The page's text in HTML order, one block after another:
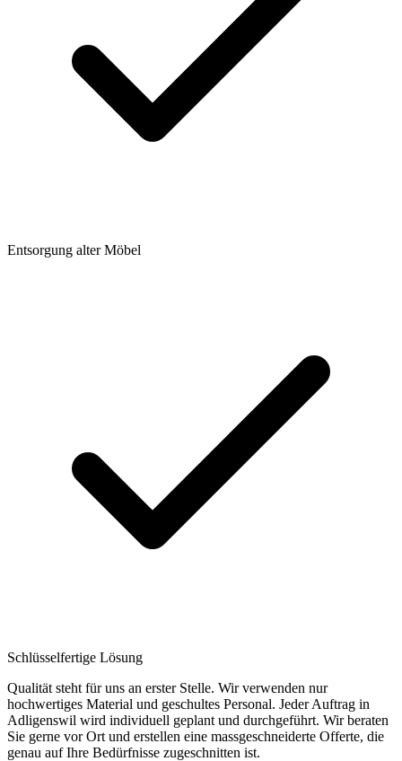
Entsorgung alter Möbel
Schlüsselfertige Lösung
Qualität steht für uns an erster Stelle. Wir verwenden nur
hochwertiges Material und geschultes Personal. Jeder Auftrag in
Adligenswil wird individuell geplant und durchgeführt. Wir beraten
Sie gerne vor Ort und erstellen eine massgeschneiderte Offerte, die
genau auf Ihre Bedürfnisse zugeschnitten ist.